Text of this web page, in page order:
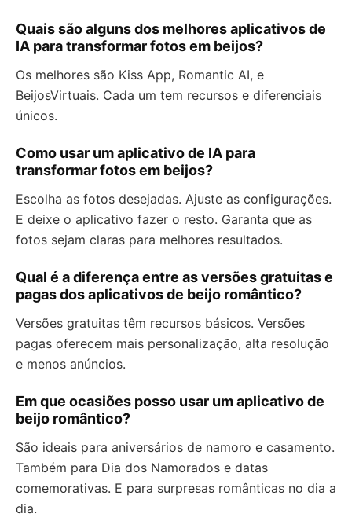
Quais são alguns dos melhores aplicativos de
IA para transformar fotos em beijos?
Os melhores são Kiss App, Romantic AI, e
BeijosVirtuais. Cada um tem recursos e diferenciais
únicos.
Como usar um aplicativo de IA para
transformar fotos em beijos?
Escolha as fotos desejadas. Ajuste as configurações.
E deixe o aplicativo fazer o resto. Garanta que as
fotos sejam claras para melhores resultados.
Qual é a diferença entre as versões gratuitas e
pagas dos aplicativos de beijo romântico?
Versões gratuitas têm recursos básicos. Versões
pagas oferecem mais personalização, alta resolução
e menos anúncios.
Em que ocasiões posso usar um aplicativo de
beijo romântico?
São ideais para aniversários de namoro e casamento.
Também para Dia dos Namorados e datas
comemorativas. E para surpresas românticas no dia a
dia.